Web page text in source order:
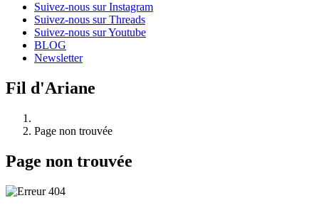
Suivez-nous sur Instagram
Suivez-nous sur Threads
Suivez-nous sur Youtube
BLOG
Newsletter
Fil d'Ariane
Page non trouvée
Page non trouvée